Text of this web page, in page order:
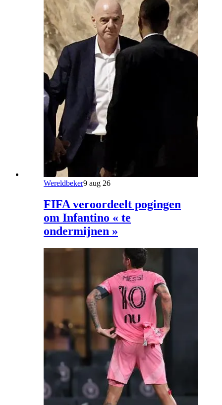
Wereldbeker9 aug 26
FIFA veroordeelt pogingen
om Infantino « te
ondermijnen »